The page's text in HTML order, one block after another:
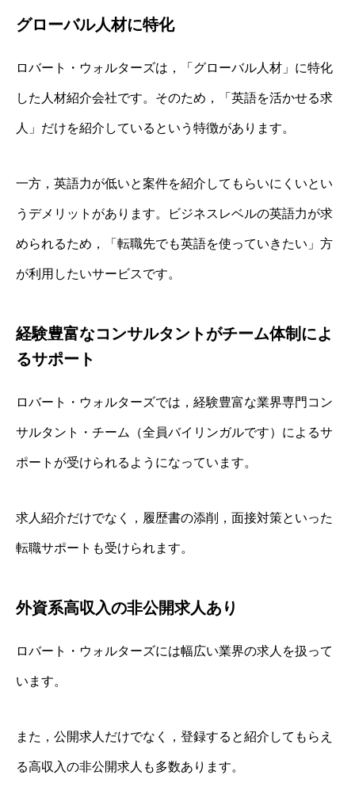
グローバル人材に特化
ロバート・ウォルターズは，「グローバル人材」に特化
した人材紹介会社です。そのため，「英語を活かせる求
人」だけを紹介しているという特徴があります。
一方，英語力が低いと案件を紹介してもらいにくいとい
うデメリットがあります。ビジネスレベルの英語力が求
められるため，「転職先でも英語を使っていきたい」方
が利用したいサービスです。
経験豊富なコンサルタントがチーム体制によ
るサポート
ロバート・ウォルターズでは，経験豊富な業界専門コン
サルタント・チーム（全員バイリンガルです）によるサ
ポートが受けられるようになっています。
求人紹介だけでなく，履歴書の添削，面接対策といった
転職サポートも受けられます。
外資系高収入の非公開求人あり
ロバート・ウォルターズには幅広い業界の求人を扱って
います。
また，公開求人だけでなく，登録すると紹介してもらえ
る高収入の非公開求人も多数あります。